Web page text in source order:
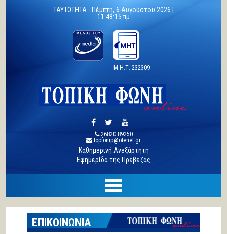
TAYTOTHTA - Πέμπτη, 6 Αυγούστου 2026 |
11:48:16 πμ
Μ.Η.Τ. 232309
26820 89250
topfonip@otenet.gr
Καθημερινή Ανεξάρτητη
Εφημερίδα της Πρέβεζας
ΕΠΙΚΟΙΝΩΝΙΑ